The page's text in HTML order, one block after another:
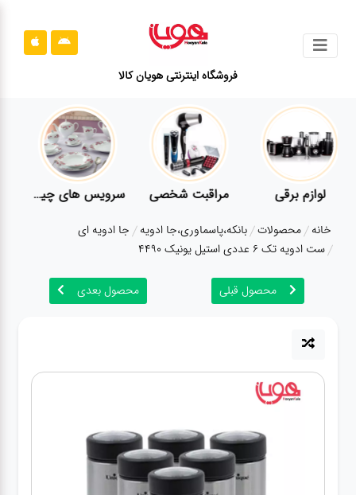
فروشگاه اینترنتی هویان کالا
محصولات
قوانین
سایت
ارتباط
درباره
مراقبت شخصی
سرویس های
لوازم برقی مراقبت شخصی
خانه محصولات بانکه،پاسماوری،جا ادویه
جا ادویه ای
ست ادویه تک 6 عددی استیل یونیک 4490
محصول قبلی محصول بعدی